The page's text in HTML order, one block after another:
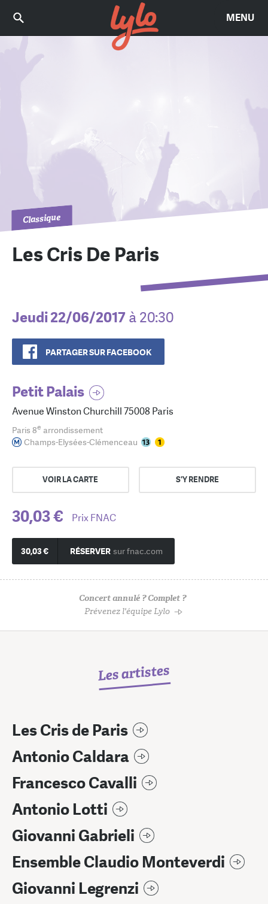
MENU
Classique
Les Cris De Paris
Jeudi 22/06/2017 à 20:30
PARTAGER SUR FACEBOOK
Petit Palais
Avenue Winston Churchill 75008 Paris
Paris 8e arrondissement
Champs-Elysées-Clémenceau
VOIR LA CARTE S'Y RENDRE
30,03 € Prix FNAC
30,03 € RÉSERVER sur fnac.com
Concert annulé ? Complet ?
Prévenez l'équipe Lylo
Les artistes
Les Cris de Paris
Antonio Caldara
Francesco Cavalli
Antonio Lotti
Giovanni Gabrieli
Ensemble Claudio Monteverdi
Giovanni Legrenzi